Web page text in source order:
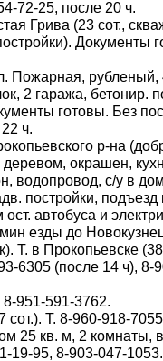
72-25, после 20 ч.
Грива (23 сот.,
Документы
Пожарная,
2 гаража, бетонир.
готовы. Без
ч.
р-на
деревом, окрашен,
водопровод, с/у в
постройки, подъезд
автобуса и
езды до
Т. в Прокопьевске
6305 (после 14 ч),
951-591-3762.
сот.). Т. 8-960-918-
25 кв. м, 2 комнаты,
19-95, 8-903-047-1053.